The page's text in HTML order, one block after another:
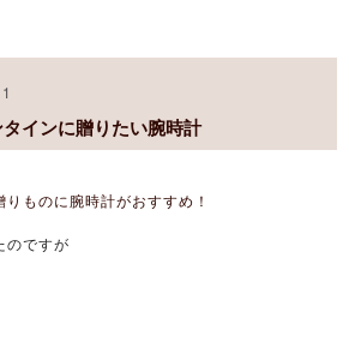
インに贈りたい腕時計
ものに腕時計がおすすめ！
のですが